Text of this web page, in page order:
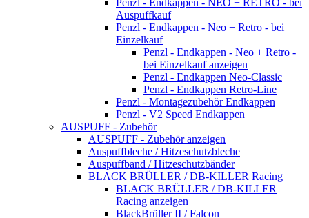
Auspuffkauf
Penzl - Endkappen - Neo + Retro - bei
Einzelkauf
Penzl - Endkappen - Neo + Retro -
bei Einzelkauf anzeigen
Penzl - Endkappen Neo-Classic
Penzl - Endkappen Retro-Line
Penzl - Montagezubehör Endkappen
Penzl - V2 Speed Endkappen
AUSPUFF - Zubehör
AUSPUFF - Zubehör anzeigen
Auspuffbleche / Hitzeschutzbleche
Auspuffband / Hitzeschutzbänder
BLACK BRÜLLER / DB-KILLER Racing
BLACK BRÜLLER / DB-KILLER
Racing anzeigen
BlackBrüller II / Falcon